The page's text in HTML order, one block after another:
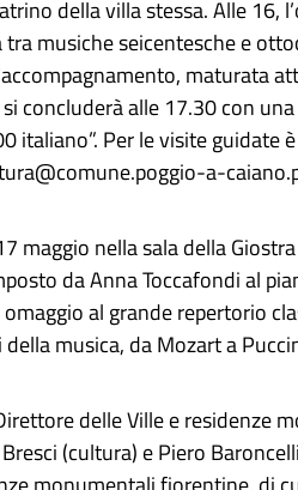
della villa stessa. Alle 16,
musiche seicentesche e
maturata
concluderà alle 17.30 con
italiano”. Per le visite guidate
a-
maggio nella sala della
da Anna Toccafondi al
al grande repertorio
musica, da Mozart a
delle Ville e residenze
(cultura) e Piero